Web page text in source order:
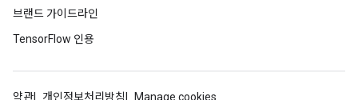
브랜드 가이드라인
TensorFlow 인용
약관 개인정보처리방침
Manage cookies